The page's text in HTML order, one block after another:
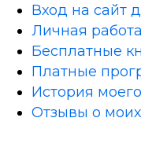
Вход на сайт
Личная
Бесплатные
Платные
История
Отзывы о